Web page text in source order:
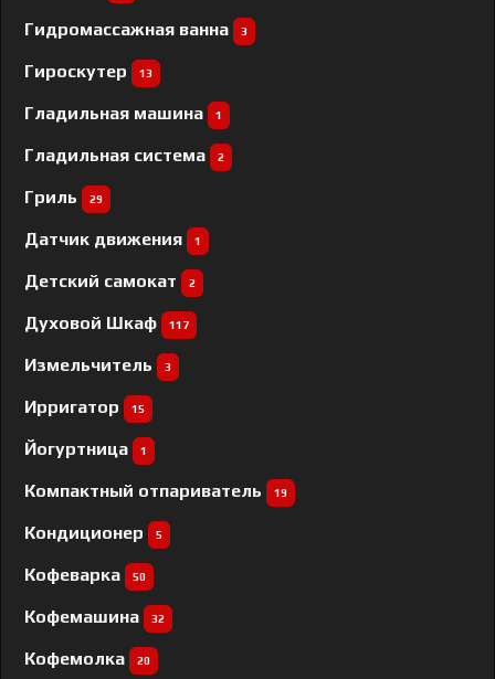
Гидромассажная ванна 3
Гироскутер 13
Гладильная машина 1
Гладильная система 2
Гриль 29
Датчик движения 1
Детский самокат 2
Духовой Шкаф 117
Измельчитель 3
Ирригатор 15
Йогуртница 1
Компактный отпариватель 19
Кондиционер 5
Кофеварка 50
Кофемашина 32
Кофемолка 20